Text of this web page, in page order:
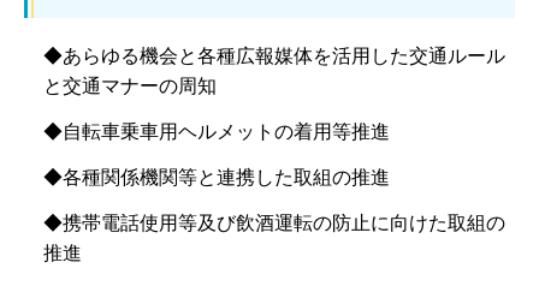
◆あらゆる機会と各種広報媒体を活用した交通ルール
と交通マナーの周知
◆自転車乗車用ヘルメットの着用等推進
◆各種関係機関等と連携した取組の推進
◆携帯電話使用等及び飲酒運転の防止に向けた取組の
推進